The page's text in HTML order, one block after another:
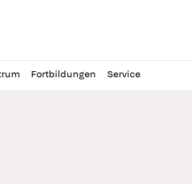
Fortbildungen Service